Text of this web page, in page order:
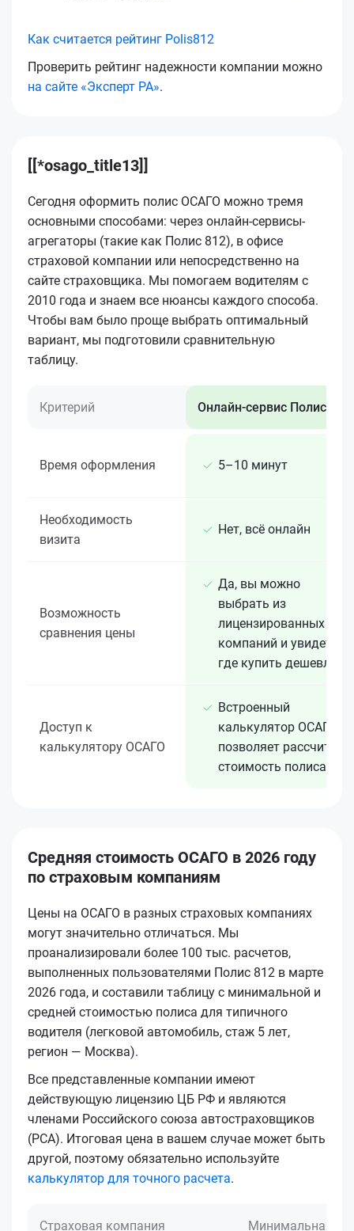
Как считается рейтинг Polis812
Проверить рейтинг надежности компании можно
на сайте «Эксперт РА».
[[*osago_title13]]
Сегодня оформить полис ОСАГО можно тремя
основными способами: через онлайн-сервисы-
агрегаторы (такие как Полис 812), в офисе
страховой компании или непосредственно на
сайте страховщика. Мы помогаем водителям с
2010 года и знаем все нюансы каждого способа.
Чтобы вам было проще выбрать оптимальный
вариант, мы подготовили сравнительную
таблицу.
Критерий Онлайн-сервис Полис 812
Время оформления 5–10 минут
Необходимость
визита
Нет, всё онлайн
Возможность
сравнения цены
Да, вы можно
выбрать из
лицензированных 15+
компаний и увидеть,
где купить дешевле
Доступ к
калькулятору ОСАГО
Встроенный
калькулятор ОСАГО
позволяет рассчитать
стоимость полиса
Средняя стоимость ОСАГО в 2026 году
по страховым компаниям
Цены на ОСАГО в разных страховых компаниях
могут значительно отличаться. Мы
проанализировали более 100 тыс. расчетов,
выполненных пользователями Полис 812 в марте
2026 года, и составили таблицу с минимальной и
средней стоимостью полиса для типичного
водителя (легковой автомобиль, стаж 5 лет,
регион — Москва).
Все представленные компании имеют
действующую лицензию ЦБ РФ и являются
членами Российского союза автостраховщиков
(РСА). Итоговая цена в вашем случае может быть
другой, поэтому обязательно используйте
калькулятор для точного расчета.
Страховая компания Минимальная